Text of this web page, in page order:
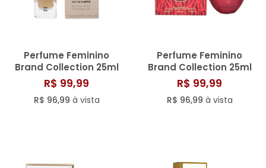
Perfume Feminino
Brand Collection 25ml
N° 074
R$ 99,99
R$ 96,99 à vista
Perfume Feminino
Brand Collection 25ml
N° 027
R$ 99,99
R$ 96,99 à vista